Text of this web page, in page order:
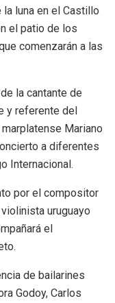
luna en el Castillo
el patio de los
comenzarán a las
la cantante de
y referente del
Mariano
a diferentes
Internacional.
por el compositor
uruguayo
el
de bailarines
Godoy, Carlos